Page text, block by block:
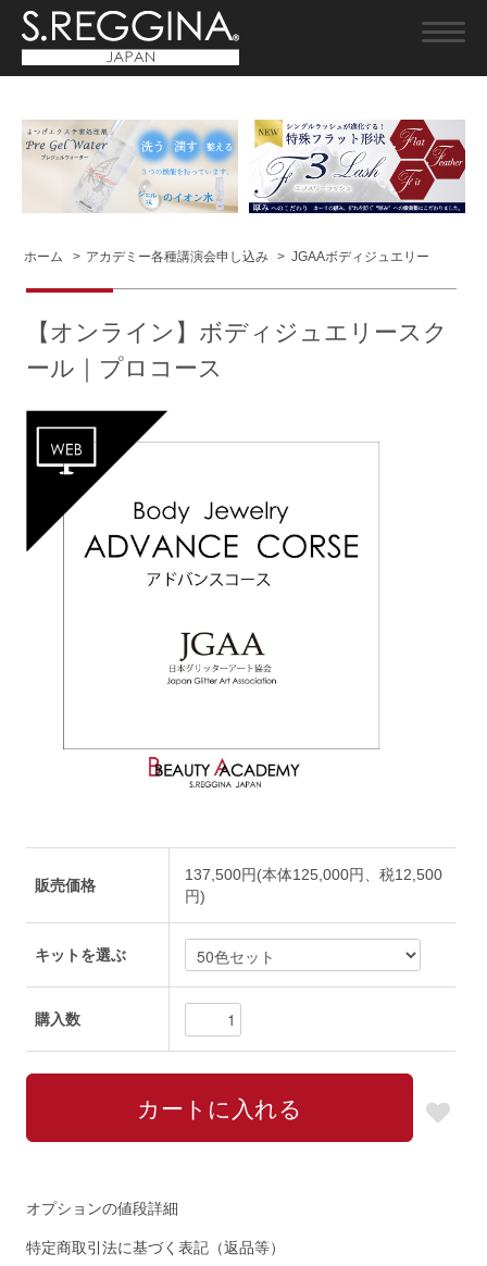
ホーム > アカデミー各種講演会申し込み > JGAAボディジュエリー
【オンライン】ボディジュエリースク
ール｜プロコース
販売価格
137,500円(本体125,000円、税12,500
円)
キットを選ぶ
購入数
オプションの値段詳細
特定商取引法に基づく表記（返品等）